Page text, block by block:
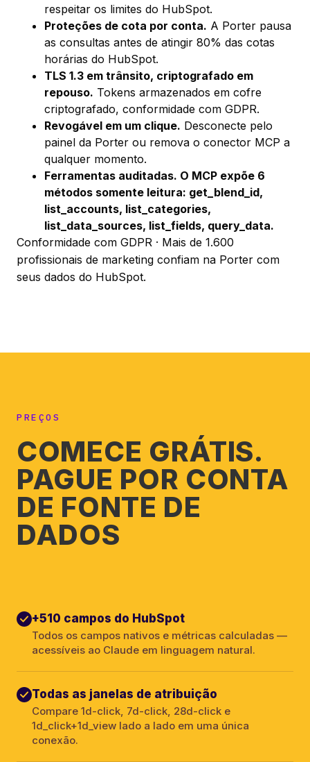
respeitar os limites do HubSpot.
Proteções de cota por conta. A Porter pausa
as consultas antes de atingir 80% das cotas
horárias do HubSpot.
TLS 1.3 em trânsito, criptografado em
repouso. Tokens armazenados em cofre
criptografado, conformidade com GDPR.
Revogável em um clique. Desconecte pelo
painel da Porter ou remova o conector MCP a
qualquer momento.
Ferramentas auditadas. O MCP expõe 6
métodos somente leitura: get_blend_id,
list_accounts, list_categories,
list_data_sources, list_fields, query_data.
Conformidade com GDPR · Mais de 1.600
profissionais de marketing confiam na Porter com
seus dados do HubSpot.
PREÇOS
COMECE GRÁTIS.
PAGUE POR CONTA
DE FONTE DE
DADOS
+510 campos do HubSpot
Todos os campos nativos e métricas calculadas —
acessíveis ao Claude em linguagem natural.
Todas as janelas de atribuição
Compare 1d-click, 7d-click, 28d-click e
1d_click+1d_view lado a lado em uma única
conexão.